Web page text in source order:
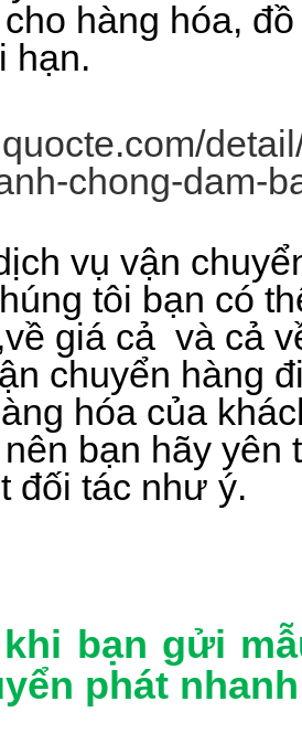
hàng hóa,
hạn.
chong-dam-
vụ vận
tôi bạn có
giá cả và cả
chuyển hàng
hóa của
nên bạn hãy
đối tác như ý.
bạn gửi
phát